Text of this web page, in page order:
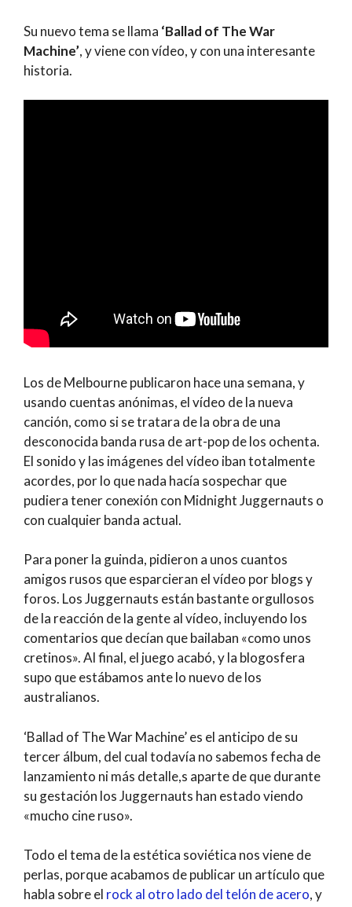
Su nuevo tema se llama ‘Ballad of The War
Machine’, y viene con vídeo, y con una interesante
historia.
Los de Melbourne publicaron hace una semana, y
usando cuentas anónimas, el vídeo de la nueva
canción, como si se tratara de la obra de una
desconocida banda rusa de art-pop de los ochenta.
El sonido y las imágenes del vídeo iban totalmente
acordes, por lo que nada hacía sospechar que
pudiera tener conexión con Midnight Juggernauts o
con cualquier banda actual.
Para poner la guinda, pidieron a unos cuantos
amigos rusos que esparcieran el vídeo por blogs y
foros. Los Juggernauts están bastante orgullosos
de la reacción de la gente al vídeo, incluyendo los
comentarios que decían que bailaban «como unos
cretinos». Al final, el juego acabó, y la blogosfera
supo que estábamos ante lo nuevo de los
australianos.
‘Ballad of The War Machine’ es el anticipo de su
tercer álbum, del cual todavía no sabemos fecha de
lanzamiento ni más detalle,s aparte de que durante
su gestación los Juggernauts han estado viendo
«mucho cine ruso».
Todo el tema de la estética soviética nos viene de
perlas, porque acabamos de publicar un artículo que
habla sobre el rock al otro lado del telón de acero, y